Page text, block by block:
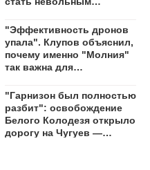
"Эффективность дронов
упала". Клупов объяснил,
почему именно "Молния"
так важна для
"Гарнизон был полностью
разбит": освобождение
Белого Колодезя открыло
дорогу на Чугуев —